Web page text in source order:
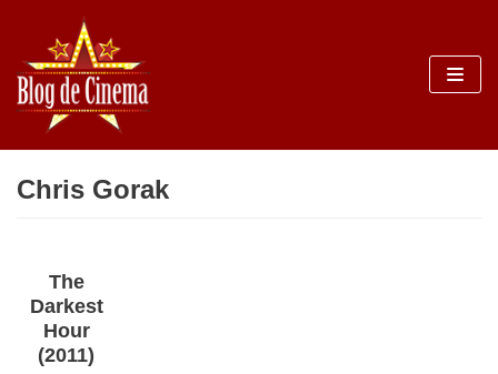
Sari
la
conținut
Chris Gorak
The
Darkest
Hour
(2011)